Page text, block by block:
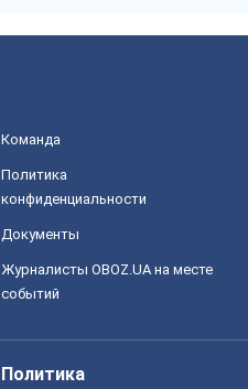
Команда
Политика
конфиденциальности
Документы
Журналисты OBOZ.UA на месте
событий
Политика